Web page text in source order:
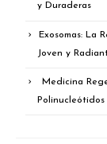
y Duraderas
Exosomas: La
Joven y
Medicina